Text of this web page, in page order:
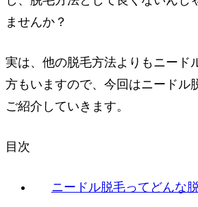
ませんか？
実は、他の脱毛方法よりもニード
方もいますので、今回はニードル
ご紹介していきます。
目次
ニードル脱毛ってどんな